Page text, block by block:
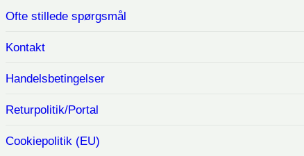
Ofte stillede spørgsmål
Kontakt
Handelsbetingelser
Returpolitik/Portal
Cookiepolitik (EU)